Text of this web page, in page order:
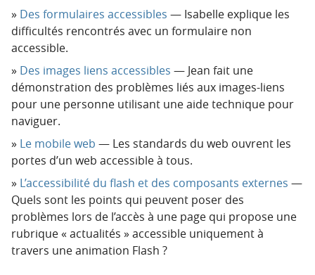
Des formulaires accessibles — Isabelle explique les
difficultés rencontrés avec un formulaire non
accessible.
Des images liens accessibles — Jean fait une
démonstration des problèmes liés aux images-liens
pour une personne utilisant une aide technique pour
naviguer.
Le mobile web — Les standards du web ouvrent les
portes d’un web accessible à tous.
L’accessibilité du flash et des composants externes —
Quels sont les points qui peuvent poser des
problèmes lors de l’accès à une page qui propose une
rubrique « actualités » accessible uniquement à
travers une animation Flash ?